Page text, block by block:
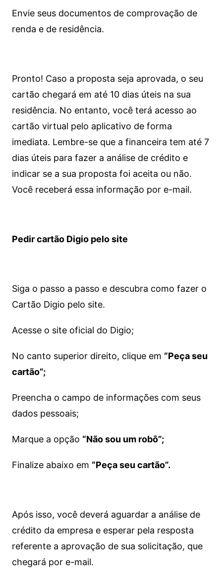
Envie seus documentos de comprovação de
renda e de residência.
Pronto! Caso a proposta seja aprovada, o seu
cartão chegará em até 10 dias úteis na sua
residência. No entanto, você terá acesso ao
cartão virtual pelo aplicativo de forma
imediata. Lembre-se que a financeira tem até 7
dias úteis para fazer a análise de crédito e
indicar se a sua proposta foi aceita ou não.
Você receberá essa informação por e-mail.
Pedir cartão Digio pelo site
Siga o passo a passo e descubra como fazer o
Cartão Digio pelo site.
Acesse o site oficial do Digio;
No canto superior direito, clique em “Peça seu
cartão”;
Preencha o campo de informações com seus
dados pessoais;
Marque a opção “Não sou um robô”;
Finalize abaixo em “Peça seu cartão”.
Após isso, você deverá aguardar a análise de
crédito da empresa e esperar pela resposta
referente a aprovação de sua solicitação, que
chegará por e-mail.